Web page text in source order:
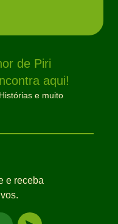
de Piri
aqui!
e muito
e receba